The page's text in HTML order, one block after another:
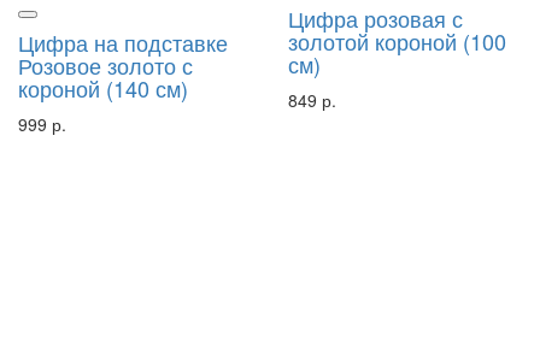
Цифра на подставке
Розовое золото с
короной (140 см)
999 р.
Цифра розовая с
золотой короной (100
см)
849 р.